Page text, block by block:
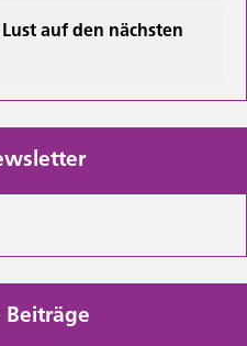
auf den nächsten
Beiträge